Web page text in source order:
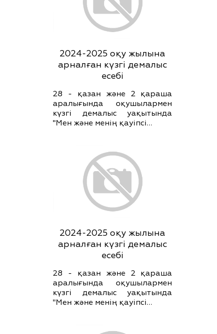
2024-2025 оқу жылына
арналған күзгі демалыс
есебі
28 - қазан және 2 қараша
аралығында оқушылармен
күзгі демалыс уақытында
"Мен және менің қауіпсі…
2024-2025 оқу жылына
арналған күзгі демалыс
есебі
28 - қазан және 2 қараша
аралығында оқушылармен
күзгі демалыс уақытында
"Мен және менің қауіпсі…